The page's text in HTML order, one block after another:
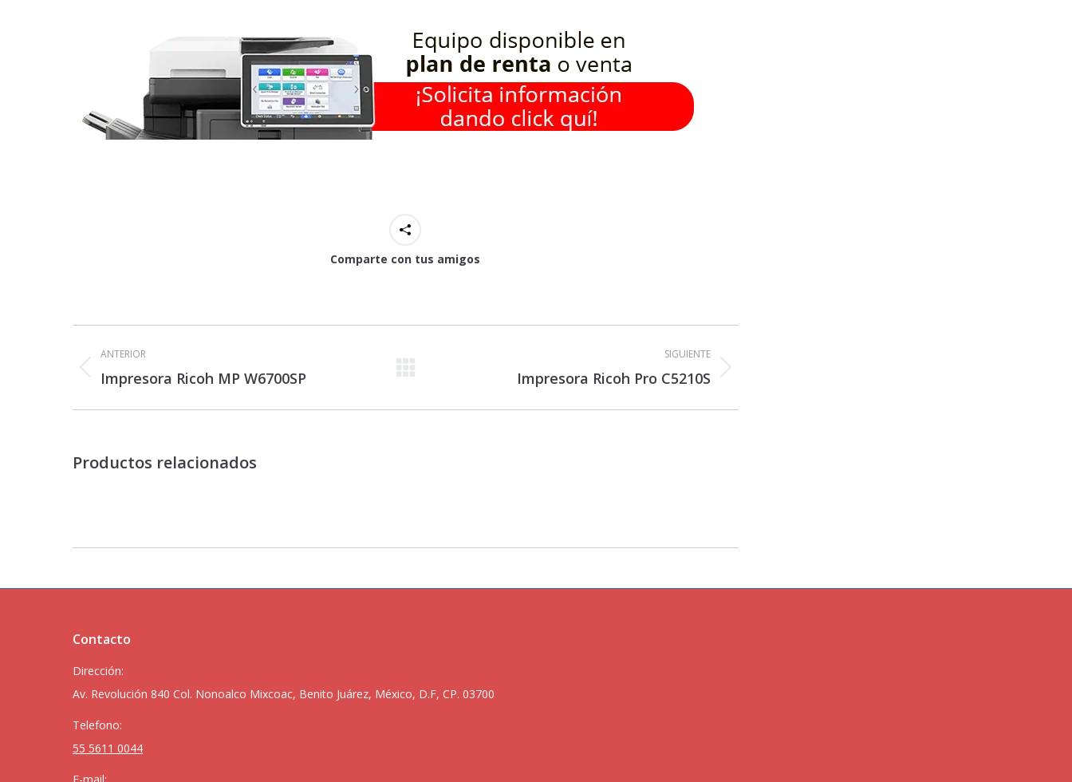
Comparte con tus amigos
Navegación
entre
proyectos
ANTERIOR
Proyecto
Impresora Ricoh MP W6700SP
SIGUIENTE
Impresora Ricoh Pro C5210S
Productos relacionados
Contacto
Dirección:
Av. Revolución 840 Col. Nonoalco Mixcoac, Benito Juárez, México, D.F, CP. 03700
Telefono:
55 5611 0044